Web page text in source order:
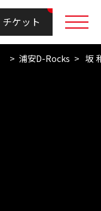
チケット
浦安D-Rocks 坂